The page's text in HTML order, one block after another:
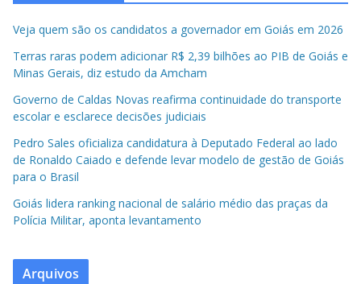
Veja quem são os candidatos a governador em Goiás em 2026
Terras raras podem adicionar R$ 2,39 bilhões ao PIB de Goiás e
Minas Gerais, diz estudo da Amcham
Governo de Caldas Novas reafirma continuidade do transporte
escolar e esclarece decisões judiciais
Pedro Sales oficializa candidatura à Deputado Federal ao lado
de Ronaldo Caiado e defende levar modelo de gestão de Goiás
para o Brasil
Goiás lidera ranking nacional de salário médio das praças da
Polícia Militar, aponta levantamento
Arquivos